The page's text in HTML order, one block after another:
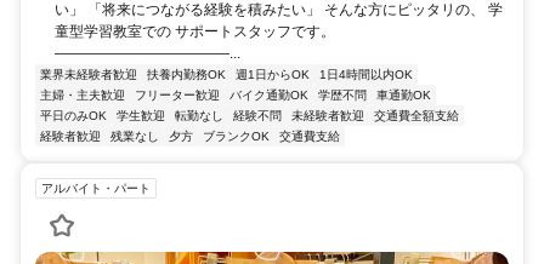
い」 「将来につながる経験を積みたい」 そんな方にピッタリの、 学
童型学習教室での サポートスタッフです。
――――――――――――...
業界未経験者歓迎 扶養内勤務OK 週1日からOK
1日4時間以内OK
主婦・主夫歓迎
フリーター歓迎 バイク通勤OK 学歴不問
車通勤OK
平日のみOK
学生歓迎 転勤なし 経験不問 未経験者歓迎
交通費全額支給
経験者歓迎
残業なし 夕方 ブランクOK 交通費支給
アルバイト・パート